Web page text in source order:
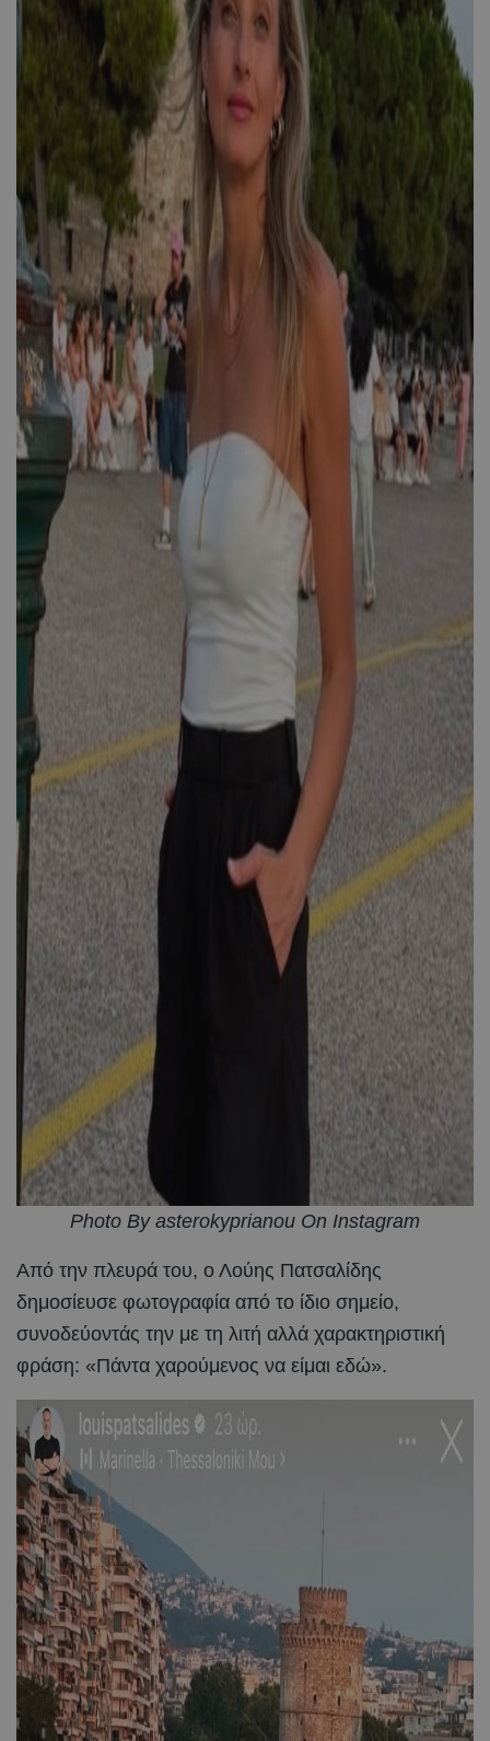
Photo By asterokyprianou On Instagram
Από την πλευρά του, ο Λούης Πατσαλίδης
δημοσίευσε φωτογραφία από το ίδιο σημείο,
συνοδεύοντάς την με τη λιτή αλλά χαρακτηριστική
φράση: «Πάντα χαρούμενος να είμαι εδώ».